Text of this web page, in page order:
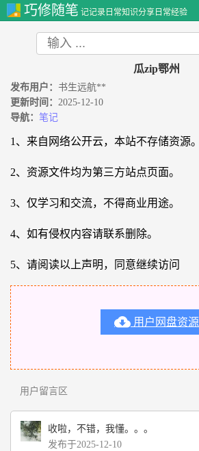
巧修随笔 记记录日常知识分享日常经验
瓜zip鄂州
发布用户： 书生远航**
更新时间： 2025-12-10
导航： 笔记
1、来自网络公开云，本站不存储资源。
2、资源文件均为第三方站点页面。
3、仅学习和交流，不得商业用途。
4、如有侵权内容请联系删除。
5、请阅读以上声明，同意继续访问
 用户网盘资源
用户留言区
收啦，不错，我懂。。。
发布于2025-12-10